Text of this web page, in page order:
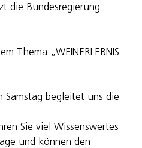
die Bundesregierung
Thema „WEINERLEBNIS
Samstag begleitet uns die
Sie viel Wissenswertes
und können den